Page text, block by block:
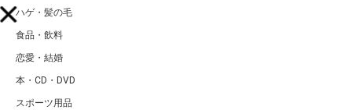
ハゲ・髪の毛
食品・飲料
恋愛・結婚
本・CD・DVD
スポーツ用品